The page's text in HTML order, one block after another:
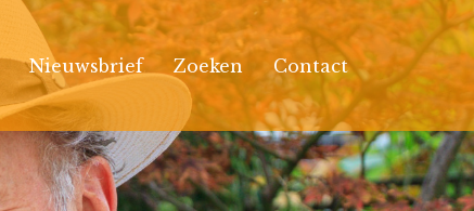
Nieuwsbrief Zoeken Contact